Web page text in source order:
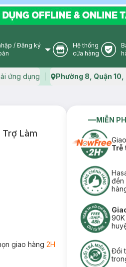
User Icon
/ Đăng ký
Store Icon
Hệ thống
cửa hàng
ứng dụng Phường 8, Quận
Làm
giao hàng 2H
MIỄN
Trễ
Đổi